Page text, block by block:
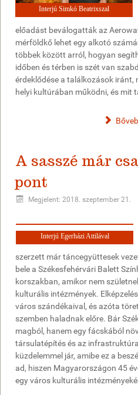
Interjú Simkó Beatrixszal
előadást beválogatták az
mérföldkő lehet egy alkotó
többek között arról, hogyan
időben és térben is szét van
érdeklődése a találkozások
helyi kultúrában működni, és mit
A sasszé már
pont
Megjelent: 2018. szeptember 21.
Interjú Egerházi Attilával
szerzett már táncegyüttesek
bele a Székesfehérvári Balett
korszakban, amikor nem
kulturális intézmények.
város szándékaival, és azóta
szemben haladnak előre. Bár
magból, hanem egy fácskából
társulatépítés és az
küzdelemmel jár, amibe ez a
ad, hiszen Magyarországon 45
egy város kulturális